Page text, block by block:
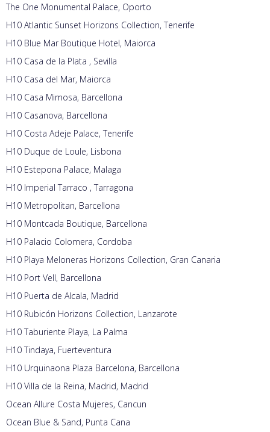
The One Monumental Palace, Oporto
H10 Atlantic Sunset Horizons Collection, Tenerife
H10 Blue Mar Boutique Hotel, Maiorca
H10 Casa de la Plata , Sevilla
H10 Casa del Mar, Maiorca
H10 Casa Mimosa, Barcellona
H10 Casanova, Barcellona
H10 Costa Adeje Palace, Tenerife
H10 Duque de Loule, Lisbona
H10 Estepona Palace, Malaga
H10 Imperial Tarraco , Tarragona
H10 Metropolitan, Barcellona
H10 Montcada Boutique, Barcellona
H10 Palacio Colomera, Cordoba
H10 Playa Meloneras Horizons Collection, Gran Canaria
H10 Port Vell, Barcellona
H10 Puerta de Alcala, Madrid
H10 Rubicón Horizons Collection, Lanzarote
H10 Taburiente Playa, La Palma
H10 Tindaya, Fuerteventura
H10 Urquinaona Plaza Barcelona, Barcellona
H10 Villa de la Reina, Madrid, Madrid
Ocean Allure Costa Mujeres, Cancun
Ocean Blue & Sand, Punta Cana